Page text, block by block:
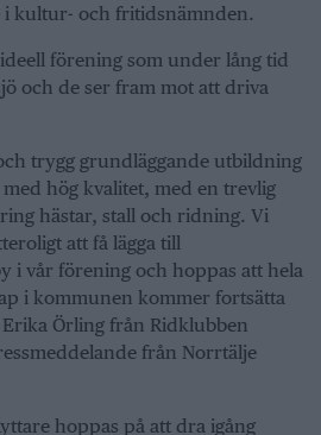
i kultur- och fritidsnämnden.
förening som under lång tid
och de ser fram mot att driva
trygg grundläggande utbildning
hög kvalitet, med en trevlig
hästar, stall och ridning. Vi
att få lägga till
i vår förening och hoppas att hela
i kommunen kommer fortsätta
Örling från Ridklubben
från Norrtälje
hoppas på att dra igång